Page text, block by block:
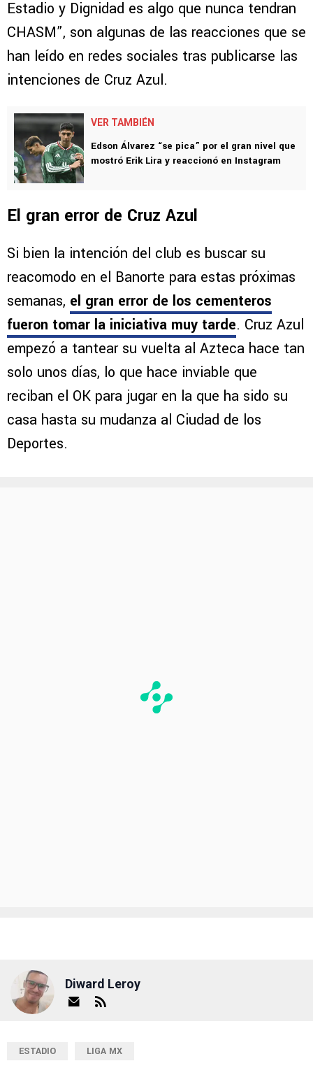
Estadio y Dignidad es algo que nunca tendran
CHASM”, son algunas de las reacciones que se
han leído en redes sociales tras publicarse las
intenciones de Cruz Azul.
VER TAMBIÉN
Edson Álvarez “se pica” por el gran nivel que
mostró Erik Lira y reaccionó en Instagram
El gran error de Cruz Azul
Si bien la intención del club es buscar su
reacomodo en el Banorte para estas próximas
semanas, el gran error de los cementeros
fueron tomar la iniciativa muy tarde. Cruz Azul
empezó a tantear su vuelta al Azteca hace tan
solo unos días, lo que hace inviable que
reciban el OK para jugar en la que ha sido su
casa hasta su mudanza al Ciudad de los
Deportes.
Diward Leroy
ESTADIO LIGA MX